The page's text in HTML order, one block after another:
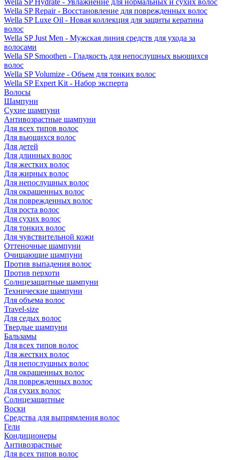
Wella SP Hydrate - Увлажнение для нормальных и сухих волос
Wella SP Repair - Восстановление для поврежденных волос
Wella SP Luxe Oil - Новая коллекция для защиты кератина
волос
Wella SP Just Men - Мужская линия средств для ухода за
волосами
Wella SP Smoothen - Гладкость для непослушных вьющихся
волос
Wella SP Volumize - Объем для тонких волос
Wella SP Expert Kit - Набор эксперта
Волосы
Шампуни
Сухие шампуни
Антивозрастные шампуни
Для всех типов волос
Для вьющихся волос
Для детей
Для длинных волос
Для жестких волос
Для жирных волос
Для непослушных волос
Для окрашенных волос
Для поврежденных волос
Для роста волос
Для сухих волос
Для тонких волос
Для чувствительной кожи
Оттеночные шампуни
Очищающие шампуни
Против выпадения волос
Против перхоти
Солнцезащитные шампуни
Технические шампуни
Для объема волос
Travel-size
Для седых волос
Твердые шампуни
Бальзамы
Для всех типов волос
Для жестких волос
Для непослушных волос
Для окрашенных волос
Для поврежденных волос
Для сухих волос
Солнцезащитные
Воски
Средства для выпрямления волос
Гели
Кондиционеры
Антивозрастные
Для всех типов волос